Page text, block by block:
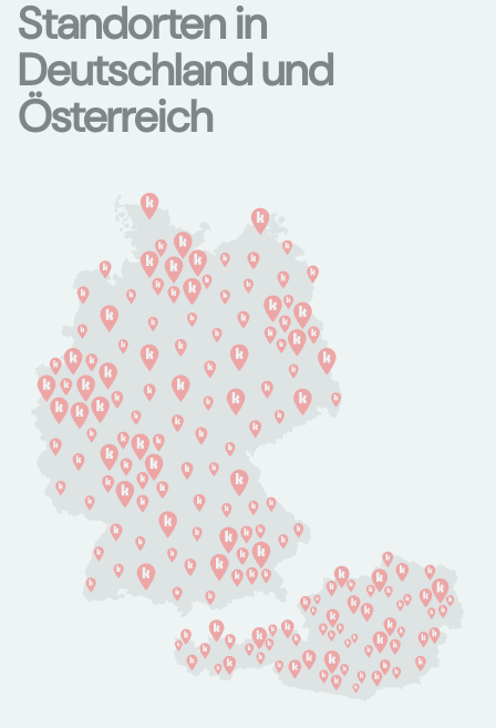
Standorten in
Deutschland und
Österreich